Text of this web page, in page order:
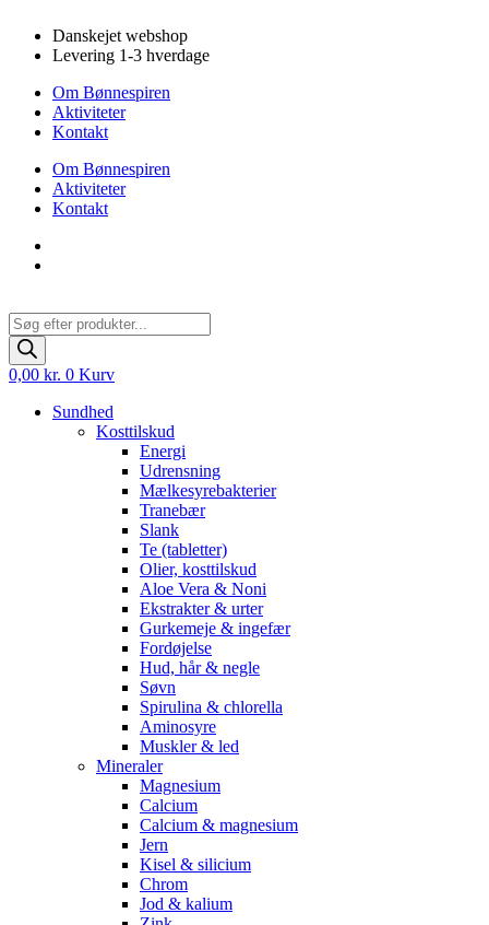
indhold
Danskejet webshop
Levering 1-3 hverdage
Om Bønnespiren
Aktiviteter
Kontakt
Om Bønnespiren
Aktiviteter
Kontakt
Products
search
0,00 kr. 0 Kurv
Sundhed
Kosttilskud
Energi
Udrensning
Mælkesyrebakterier
Tranebær
Slank
Te (tabletter)
Olier, kosttilskud
Aloe Vera & Noni
Ekstrakter & urter
Gurkemeje & ingefær
Fordøjelse
Hud, hår & negle
Søvn
Spirulina & chlorella
Aminosyre
Muskler & led
Mineraler
Magnesium
Calcium
Calcium & magnesium
Jern
Kisel & silicium
Chrom
Jod & kalium